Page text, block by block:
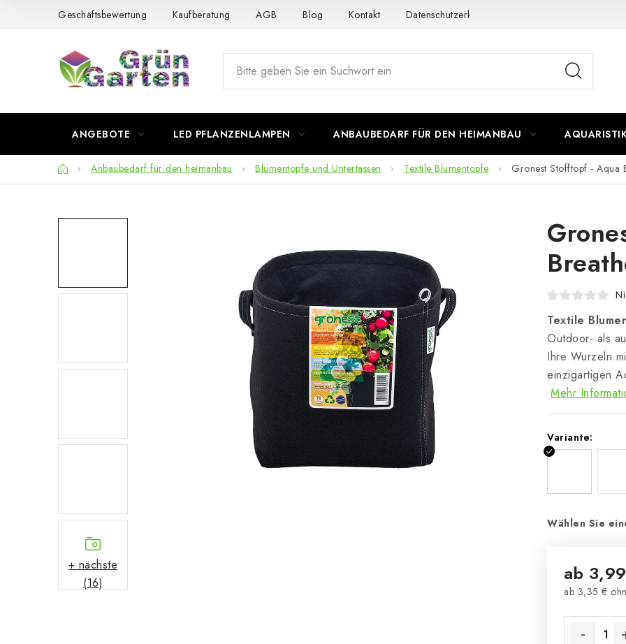
Geschäftsbewertung Kaufberatung AGB Blog Kontakt Datenschutzerklärung
ANGEBOTE LED PFLANZENLAMPEN ANBAUBEDARF FÜR DEN HEIMANBAU
StartseiteAnbaubedarf für den heimanbau Blumentöpfe und Untertassen Textile Blumentöpfe Gronest Stofftopf - Aqua
+ nächste
(16)
Textile
Outdoor- als
Ihre Wurzeln
einzigartigen
Mehr
Variante:
Wählen Sie
ab
ab 3,35 €